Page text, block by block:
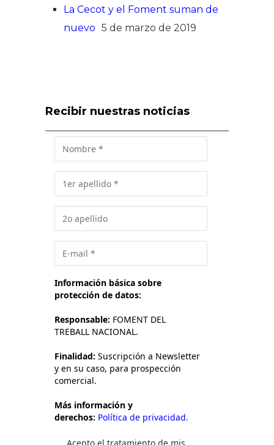
La Cecot y el Foment suman de
nuevo 5 de marzo de 2019
Recibir nuestras noticias
Información básica sobre
protección de datos:
Responsable: FOMENT DEL
TREBALL NACIONAL.
Finalidad: Suscripción a Newsletter
y en su caso, para prospección
comercial.
Más información y
derechos: Política de privacidad.